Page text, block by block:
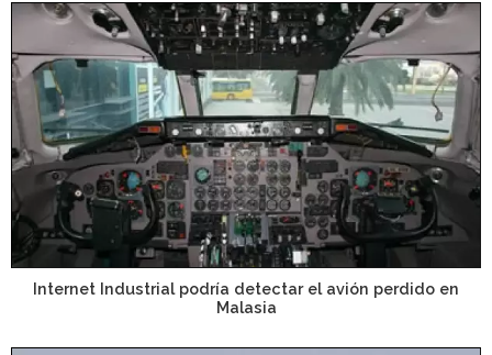
Internet Industrial podría detectar el avión perdido en
Malasia